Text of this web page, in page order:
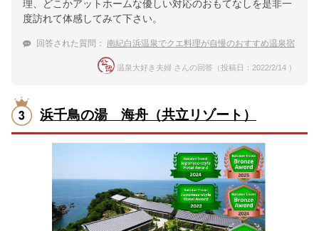
理、どこかアットホームな優しい対応のおもてなしを是非一
度訪れて体感してみて下さい。
回答された質問： 南紀白浜温泉でクエ料理が自慢のおすすめ温泉宿
温泉大好き夫婦 さんの回答（投稿日：2022/2/14 ）
浜千鳥の湯 海舟（共立リゾート）